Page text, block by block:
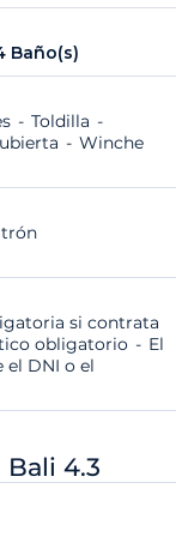
Baño(s)
Toldilla
Winche
si contrata
obligatorio
El
el DNI o el
Bali 4.3